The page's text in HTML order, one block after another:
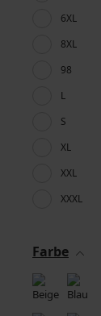
6XL
8XL
98
L
S
XL
XXL
XXXL
Farbe